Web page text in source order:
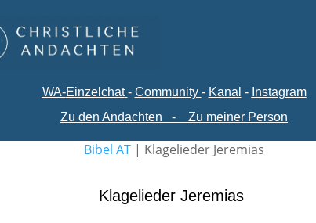
WA-Einzelchat - Community - Kanal - Instagram
Zu den Andachten
- Zu meiner Person
Bibel AT | Klagelieder Jeremias
Klagelieder Jeremias